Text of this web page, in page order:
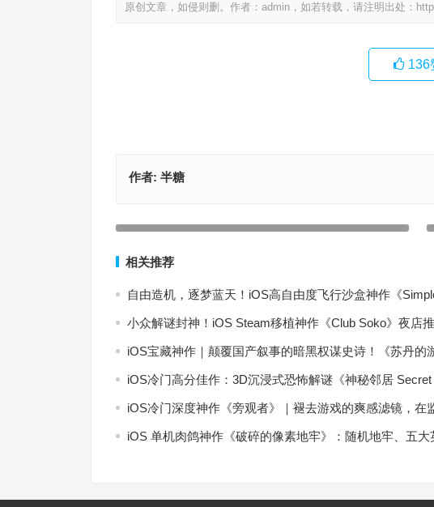
原创文章，如侵则删。作者：admin，如若转载，请注明出处：
136
作者: 半糖
相关推荐
自由造机，逐梦蓝天！iOS高自由度飞行沙盒神作《
小众解谜封神！iOS Steam移植神作《Club Soko》夜店
iOS宝藏神作｜颠覆国产叙事的暗黑权谋史诗！《苏丹的
iOS冷门高分佳作：3D沉浸式恐怖解谜《神秘邻居
iOS冷门深度神作《旁观者》｜褪去游戏的爽感滤镜，在
iOS 单机肉鸽神作《破碎的像素地牢》：随机地牢、五